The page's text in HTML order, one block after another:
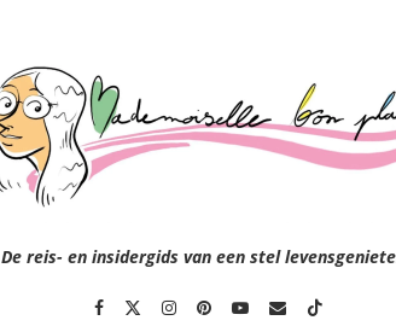
De reis- en insidergids van een stel